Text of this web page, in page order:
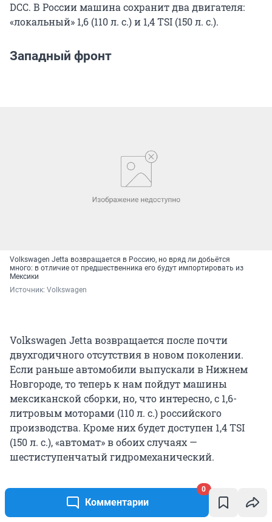
Комментарии
0
DCC. В России машина сохранит два двигателя:
«локальный» 1,6 (110 л. с.) и 1,4 TSI (150 л. с.).
Западный фронт
Volkswagen Jetta возвращается в Россию, но вряд ли добьётся
много: в отличие от предшественника его будут импортировать из
Мексики
Источник: Volkswagen
Volkswagen Jetta возвращается после почти
двухгодичного отсутствия в новом поколении.
Если раньше автомобили выпускали в Нижнем
Новгороде, то теперь к нам пойдут машины
мексиканской сборки, но, что интересно, с 1,6-
литровым моторами (110 л. с.) российского
производства. Кроме них будет доступен 1,4 TSI
(150 л. с.), «автомат» в обоих случаях —
шестиступенчатый гидромеханический.